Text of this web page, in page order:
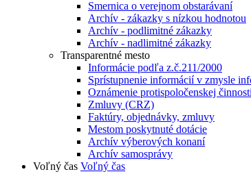
Smernica o verejnom obstarávaní
Archív - zákazky s nízkou hodnotou
Archív - podlimitné zákazky
Archív - nadlimitné zákazky
Transparentné mesto
Informácie podľa z.č.211/2000
Sprístupnenie informácií v zmysle
Oznámenie protispoločenskej činnosti
Zmluvy (CRZ)
Faktúry, objednávky, zmluvy
Mestom poskytnuté dotácie
Archív výberových konaní
Archív samosprávy
Voľný čas Voľný čas